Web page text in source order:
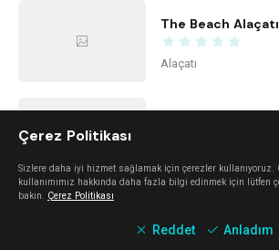
The Beach Alaçatı
Alaçatı
Balçova
Çerez Politikası
Sizlere daha iyi hizmet sağlamak için çerezler kullanıyoruz.
kullanımımız hakkında daha fazla bilgi edinmek için lütfen
bakın. Çerez Politikası
Reddet Anladım